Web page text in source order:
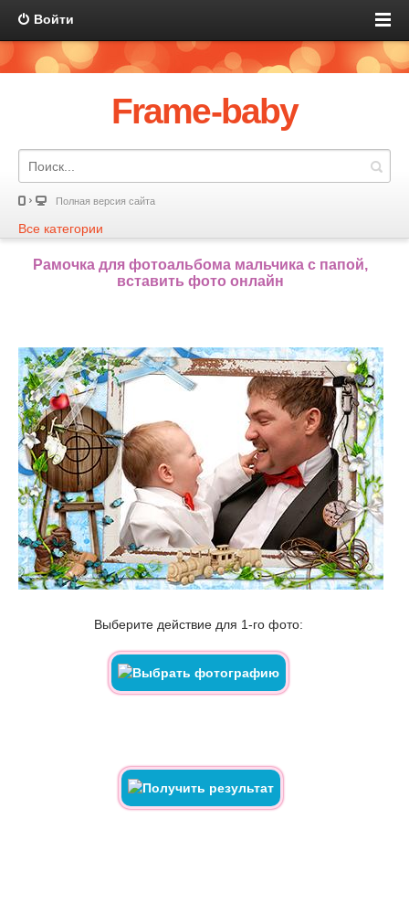
Войти
Frame-baby
Полная версия сайта
Все категории
Рамочка для фотоальбома мальчика с папой,
вставить фото онлайн
Выберите действие для 1-го фото: